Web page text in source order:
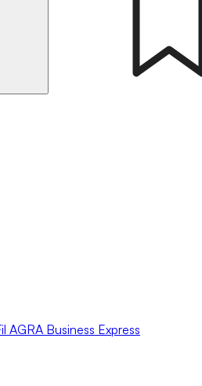
AGRA Business Express